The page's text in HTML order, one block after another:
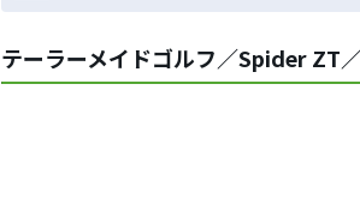
テーラーメイドゴルフ／Spider ZT